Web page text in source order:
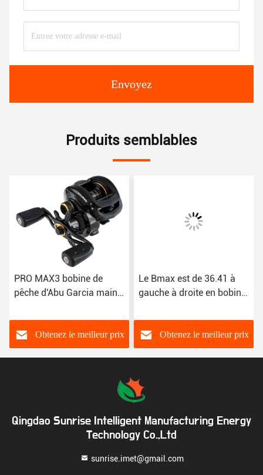
Envoyez
Produits semblables
PRO MAX3 bobine de
pêche d'Abu Garcia main
bas appât de pêche
Obtenez le meilleur prix
Le Bmax est de 36.41 à
gauche à droite en bobine
Baitcaster
Obtenez le meilleur prix
Qingdao Sunrise Intelligent Manufacturing Energy
Technology Co.,Ltd
sunrise.imet@gmail.com